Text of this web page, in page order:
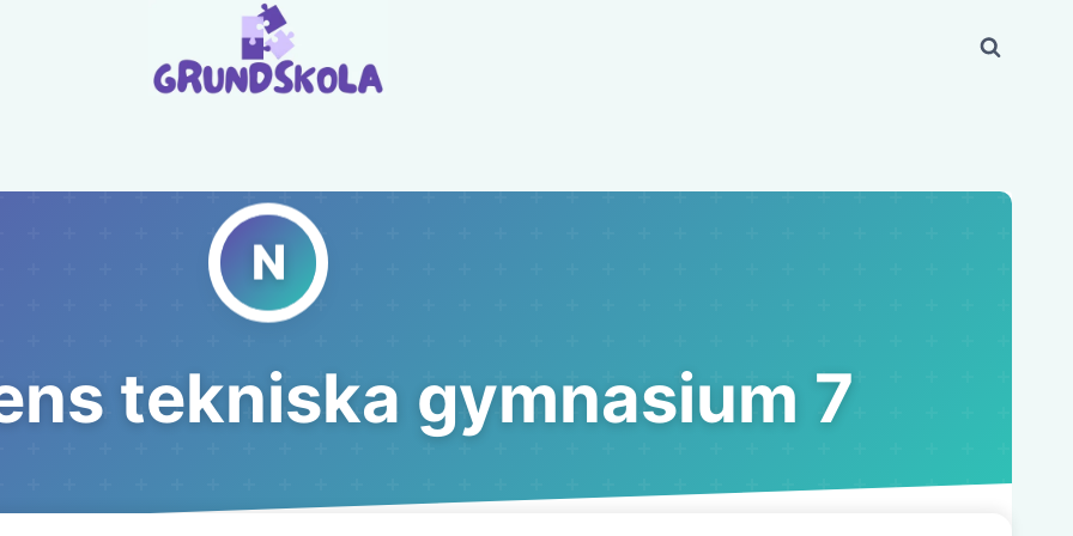
tekniska gymnasium 7